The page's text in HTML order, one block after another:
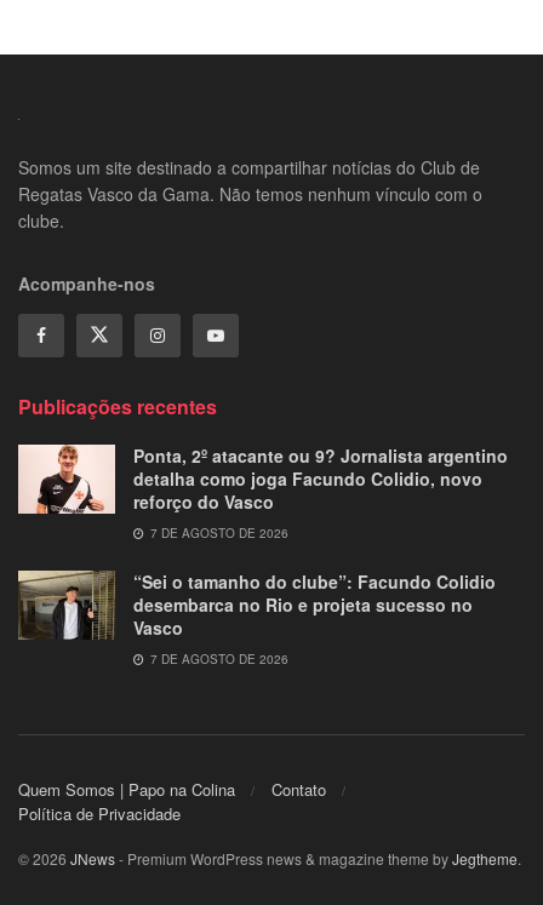
Somos um site destinado a compartilhar notícias do Club de
Regatas Vasco da Gama. Não temos nenhum vínculo com o
clube.
Acompanhe-nos
Publicações recentes
Ponta, 2º atacante ou 9? Jornalista argentino
detalha como joga Facundo Colidio, novo
reforço do Vasco
7 DE AGOSTO DE 2026
“Sei o tamanho do clube”: Facundo Colidio
desembarca no Rio e projeta sucesso no
Vasco
7 DE AGOSTO DE 2026
Quem Somos | Papo na Colina
Contato
Política de Privacidade
© 2026 JNews- Premium WordPress news & magazine theme byJegtheme.